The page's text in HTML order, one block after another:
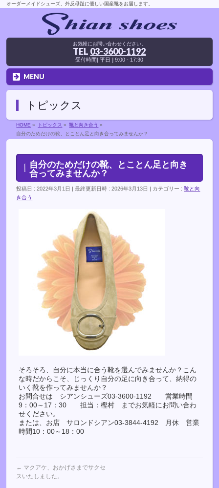
オーダーメイドシューズ、外反母趾に優しい国産靴をお届します。
お気軽にお問い合わせください。
TEL 03-3600-1192
受付時間[ 平日 ] 9:00 - 17:30
MENU
トピックス
HOME » トピックス » 靴と向き合う »
自分のためだけの靴、とことん足と向き合ってみませんか？
自分のためだけの靴、とことん足と向き
合ってみませんか？
投稿日 : 2022年3月1日 最終更新日時 : 2026年3月13日 カテゴリー :靴と向
き合う
そろそろ、自分に本当に合う靴を選んでみませんか？こん
な時だからこそ、じっくり自分の足に向き合って、納得の
いく靴を作ってみませんか？
お問合せは シアンシューズ03-3600-1192 営業時間
9：00～17：30 担当：樫村 までお気軽にお問い合わ
せください。
または、お店 サロンドシアン03-3844-4192 月休 営業
時間10：00～18：00
← マクアケ、おかげさまでサクセ
スいたしました。